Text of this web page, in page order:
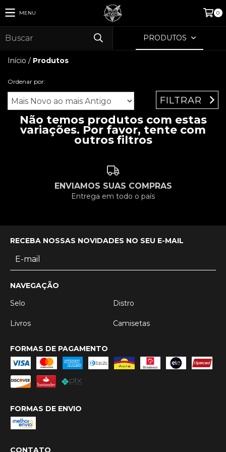
MENU 0
PRODUTOS
Início / Produtos
Ordenar por:
FILTRAR
Não temos produtos com estas
variações. Por favor, tente com
outros filtros
ENVIAMOS SUAS COMPRAS
Entrega em todo o país
RECEBA NOSSAS NOVIDADES NO SEU E-MAIL
NAVEGAÇÃO
Selo
Distro
Livros Camisetas
FORMAS DE PAGAMENTO
FORMAS DE ENVIO
CONTATO